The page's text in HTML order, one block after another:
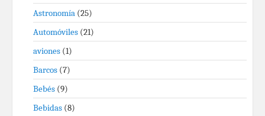
Astronomía (25)
Automóviles (21)
aviones (1)
Barcos (7)
Bebés (9)
Bebidas (8)